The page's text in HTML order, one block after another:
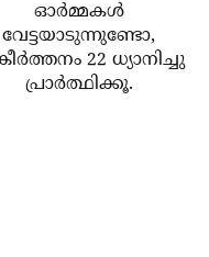
ഓര്‍മ്മകള്‍
വേട്ടയാടുന്നുണ്ടോ,
22 ധ്യാനിച്ചു
പ്രാര്‍ത്ഥിക്കൂ.